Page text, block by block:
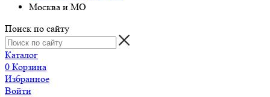
Москва и МО
Поиск по сайту
Каталог
0 Корзина
Избранное
Войти